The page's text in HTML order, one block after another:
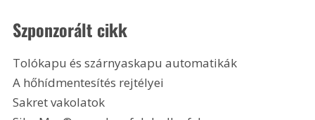
Szponzorált cikk
Tolókapu és szárnyaskapu automatikák
A hőhídmentesítés rejtélyei
Sakret vakolatok